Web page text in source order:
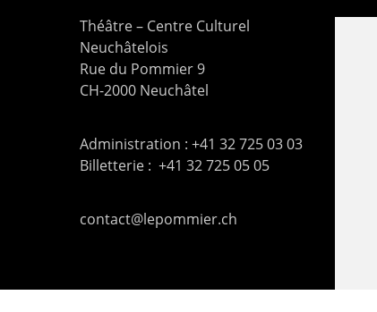
Théâtre – Centre Culturel
Neuchâtelois
Rue du Pommier 9
CH-2000 Neuchâtel
Administration : +41 32 725 03 03
Billetterie : +41 32 725 05 05
contact@lepommier.ch